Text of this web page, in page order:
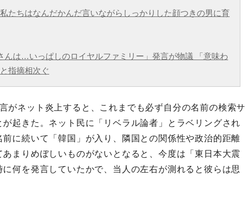
たちはなんだかんだ言いながらしっかりした顔つきの男に育
んは…いっぱしのロイヤルファミリー」発言が物議 「意味わ
指摘相次ぐ
がネット炎上すると、これまでも必ず自分の名前の検索サ
起きた。ネット民に「リベラル論者」とラベリングされ
に続いて「韓国」が入り、隣国との関係性や政治的距離
まりめぼしいものがないとなると、今度は「東日本大震
何を発言していたかで、当人の左右が測れると彼らは思